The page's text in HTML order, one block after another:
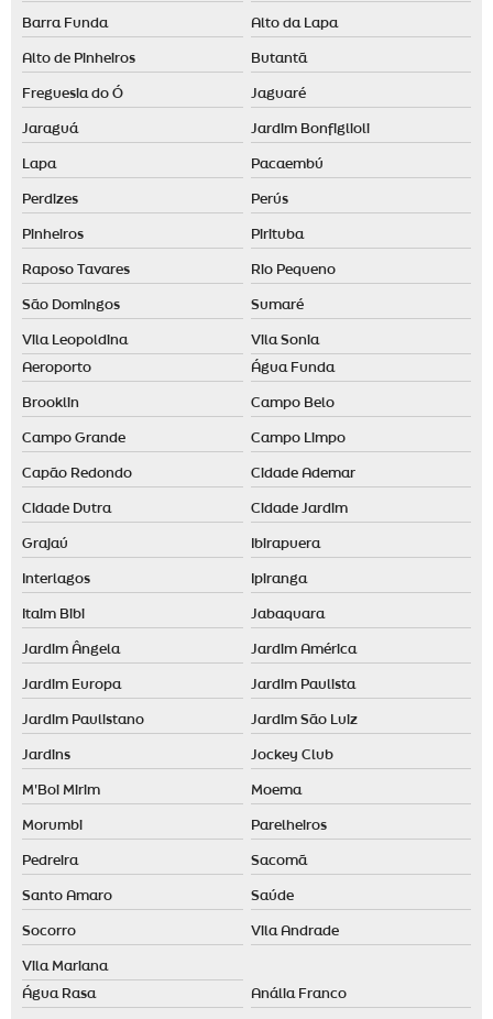
Difusor de aromas grande
Empresa de aromatização de ambientes em santo andré
Empresa de aromatização de ambientes em são paulo
Empresa de aromatização de eventos
Essência para aromatizador de ambiente
Essência para casa
Essência para casa comprar
Essência para casa preço
Fornecedor de difusor elétrico
Fragrância para loja de roupas
Locação de aromatizador de ambiente
Locação de máquina de aromatização profissional
Maquina de cheiro
Marketing olfativo preço
Nebulizador aromatizador
Nebulizador de ambiente
Odorizador de ambiente automático
Odorizador elétrico
Barra Funda Alto da Lapa
Alto de Pinheiros Butantã
Freguesia do Ó Jaguaré
Jaraguá Jardim Bonfiglioli
Lapa Pacaembú
Perdizes Perús
Pinheiros Pirituba
Raposo Tavares Rio Pequeno
São Domingos Sumaré
Vila Leopoldina Vila Sonia
Aeroporto Água Funda
Brooklin Campo Belo
Campo Grande Campo Limpo
Capão Redondo Cidade Ademar
Cidade Dutra Cidade Jardim
Grajaú Ibirapuera
Interlagos Ipiranga
Itaim Bibi Jabaquara
Jardim Ângela Jardim América
Jardim Europa Jardim Paulista
Jardim Paulistano Jardim São Luiz
Jardins Jockey Club
M'Boi Mirim Moema
Morumbi Parelheiros
Pedreira Sacomã
Santo Amaro Saúde
Socorro Vila Andrade
Vila Mariana
Água Rasa Anália Franco